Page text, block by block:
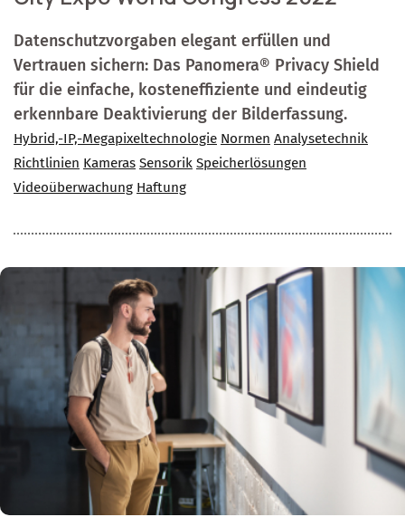
Datenschutzvorgaben elegant erfüllen und
Vertrauen sichern: Das Panomera® Privacy Shield
für die einfache, kosteneffiziente und eindeutig
erkennbare Deaktivierung der Bilderfassung.
Hybrid,-IP,-Megapixeltechnologie Normen Analysetechnik
Richtlinien Kameras Sensorik Speicherlösungen
Videoüberwachung Haftung